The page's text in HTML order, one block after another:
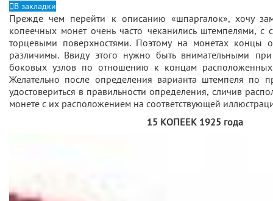
В закладки
Прежде чем перейти к описанию «шпаргалок», хочу
копеечных монет очень часто чеканились штемпелями,
торцевыми поверхностями. Поэтому на монетах концы
различимы. Ввиду этого нужно быть внимательными
боковых узлов по отношению к концам расположенных
Желательно после определения варианта штемпеля по
удостовериться в правильности определения, сличив
монете с их расположением на соответствующей
15 КОПЕЕК 1925 года